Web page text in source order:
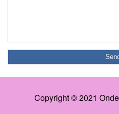
Copyright © 2021